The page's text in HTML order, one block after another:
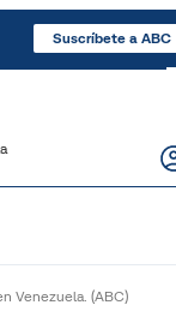
Suscríbete a ABC
Venezuela. (ABC)